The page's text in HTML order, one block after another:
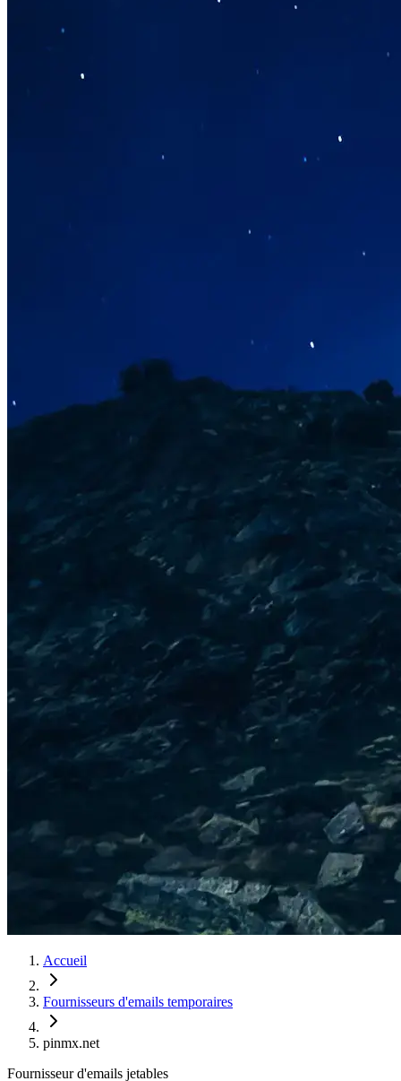
Accueil
Fournisseurs d'emails temporaires
pinmx.net
Fournisseur d'emails jetables